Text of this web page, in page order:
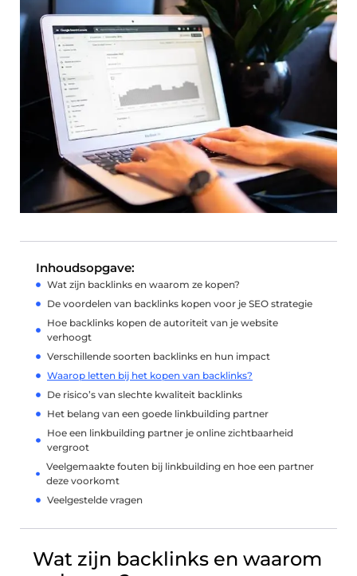
Inhoudsopgave:
Wat zijn backlinks en waarom ze kopen?
De voordelen van backlinks kopen voor je SEO strategie
Hoe backlinks kopen de autoriteit van je website
verhoogt
Verschillende soorten backlinks en hun impact
Waarop letten bij het kopen van backlinks?
De risico’s van slechte kwaliteit backlinks
Het belang van een goede linkbuilding partner
Hoe een linkbuilding partner je online zichtbaarheid
vergroot
Veelgemaakte fouten bij linkbuilding en hoe een partner
deze voorkomt
Veelgestelde vragen
Wat zijn backlinks en waarom